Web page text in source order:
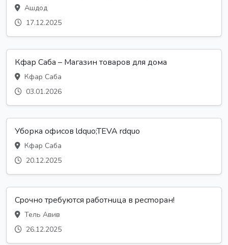
Ашдод
17.12.2025
Кфар Саба – Магазин товаров для дома
Кфар Саба
03.01.2026
Уборка офисов ldquo;TEVA rdquo
Кфар Саба
20.12.2025
Сpoчно тpeбуются paботнuца в peсmоран!
Тель Авив
26.12.2025